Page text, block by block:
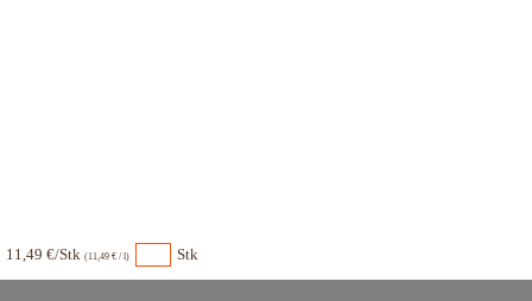
11,49 €/Stk (11,49 € / l) Stk